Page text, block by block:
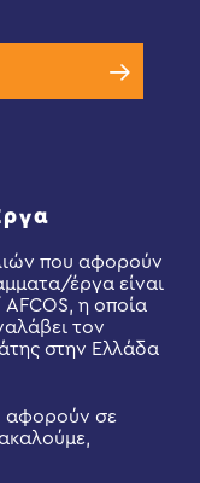
που αφορούν
έργα είναι
η οποία
τον
στην Ελλάδα
αφορούν σε